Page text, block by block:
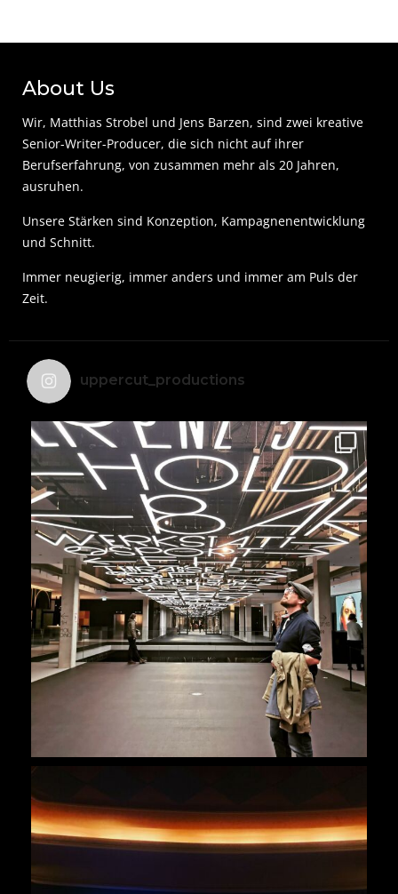
About Us
Wir, Matthias Strobel und Jens Barzen, sind zwei kreative
Senior-Writer-Producer, die sich nicht auf ihrer
Berufserfahrung, von zusammen mehr als 20 Jahren,
ausruhen.
Unsere Stärken sind Konzeption, Kampagnenentwicklung
und Schnitt.
Immer neugierig, immer anders und immer am Puls der
Zeit.
uppercut_productions